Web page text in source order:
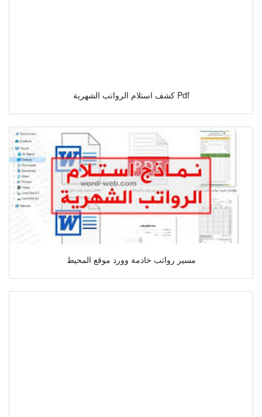
كشف استلام الرواتب الشهرية Pdf
مسير رواتب خادمة وورد موقع المحيط